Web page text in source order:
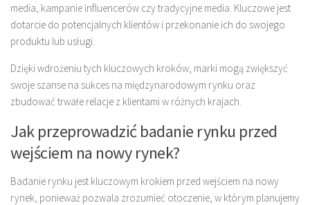
media, kampanie influencerów czy tradycyjne media. Kluczowe jest
dotarcie do potencjalnych klientów i przekonanie ich do swojego
produktu lub usługi.
Dzięki wdrożeniu tych kluczowych kroków, marki mogą zwiększyć
swoje szanse na sukces na międzynarodowym rynku oraz
zbudować trwałe relacje z klientami w różnych krajach.
Jak przeprowadzić badanie rynku przed
wejściem na nowy rynek?
Badanie rynku jest kluczowym krokiem przed wejściem na nowy
rynek, ponieważ pozwala zrozumieć otoczenie, w którym planujemy